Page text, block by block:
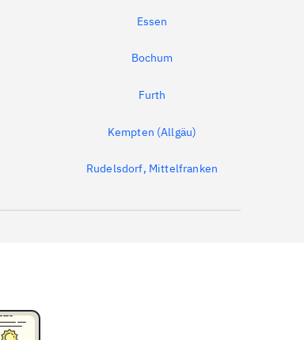
Essen
Bochum
Furth
Kempten (Allgäu)
Rudelsdorf, Mittelfranken